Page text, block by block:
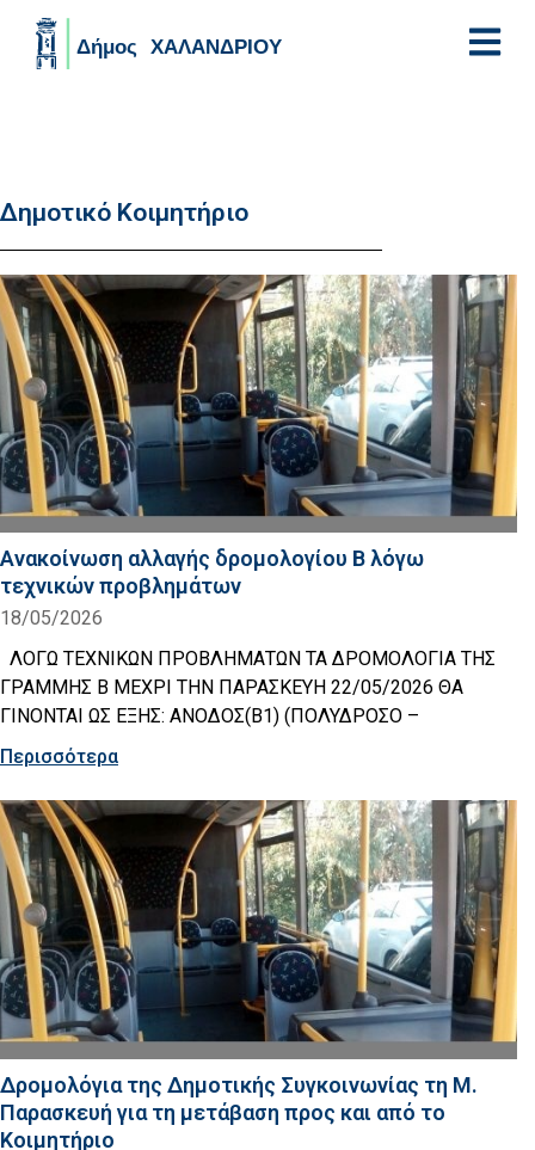
Δημοτικό Κοιμητήριο
Ανακοίνωση αλλαγής δρομολογίου Β λόγω
τεχνικών προβλημάτων
18/05/2026
ΛΟΓΩ ΤΕΧΝΙΚΩΝ ΠΡΟΒΛΗΜΑΤΩΝ ΤΑ ΔΡΟΜΟΛΟΓΙΑ ΤΗΣ
ΓΡΑΜΜΗΣ Β ΜΕΧΡΙ ΤΗΝ ΠΑΡΑΣΚΕΥΗ 22/05/2026 ΘΑ
ΓΙΝΟΝΤΑΙ ΩΣ ΕΞΗΣ: ΑΝΟΔΟΣ(Β1) (ΠΟΛΥΔΡΟΣΟ –
Περισσότερα
Δρομολόγια της Δημοτικής Συγκοινωνίας τη Μ.
Παρασκευή για τη μετάβαση προς και από το
Κοιμητήριο